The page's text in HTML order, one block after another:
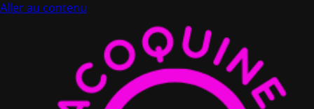
Aller au contenu